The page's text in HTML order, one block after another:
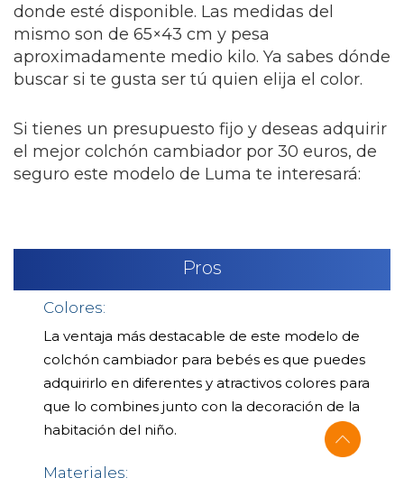
donde esté disponible. Las medidas del
mismo son de 65×43 cm y pesa
aproximadamente medio kilo. Ya sabes dónde
buscar si te gusta ser tú quien elija el color.
Si tienes un presupuesto fijo y deseas adquirir
el mejor colchón cambiador por 30 euros, de
seguro este modelo de Luma te interesará:
Pros
Colores:
La ventaja más destacable de este modelo de
colchón cambiador para bebés es que puedes
adquirirlo en diferentes y atractivos colores para
que lo combines junto con la decoración de la
habitación del niño.
Materiales: